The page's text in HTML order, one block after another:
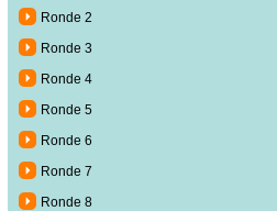
Ronde 2
Ronde 3
Ronde 4
Ronde 5
Ronde 6
Ronde 7
Ronde 8